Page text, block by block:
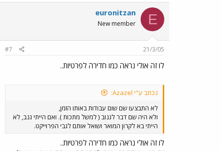
E
euronitzan
New member
21/3/05
#7
לו זה אולי נראה כמו חדירה לפרטיות..
נכתב ע"י Azazel:
לא התבצעו שם שום עבודות באותו הזמן,
ולא היה שם דבר לגנוב ( למשל מתכות ). ואם הייתי גנב, לא
הייתי בא לקרון המואר ושואל אותם לגבי הפרוייקט.
לו זה אולי נראה כמו חדירה לפרטיות..